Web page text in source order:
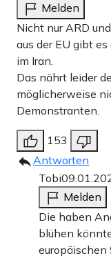
Melden
Nicht nur ARD
aus der EU gibt
im Iran.
Das nährt leider
möglicherweise
Demonstranten.
153
Antworten
Tobi
Melden
Die haben
blühen
europäischen